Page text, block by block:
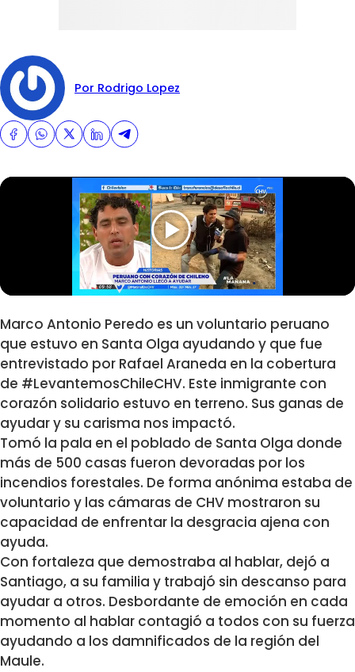
Por Rodrigo Lopez
Marco Antonio Peredo es un voluntario peruano
que estuvo en Santa Olga ayudando y que fue
entrevistado por Rafael Araneda en la cobertura
de #LevantemosChileCHV. Este inmigrante con
corazón solidario estuvo en terreno. Sus ganas de
ayudar y su carisma nos impactó.
Tomó la pala en el poblado de Santa Olga donde
más de 500 casas fueron devoradas por los
incendios forestales. De forma anónima estaba de
voluntario y las cámaras de CHV mostraron su
capacidad de enfrentar la desgracia ajena con
ayuda.
Con fortaleza que demostraba al hablar, dejó a
Santiago, a su familia y trabajó sin descanso para
ayudar a otros. Desbordante de emoción en cada
momento al hablar contagió a todos con su fuerza
ayudando a los damnificados de la región del
Maule.